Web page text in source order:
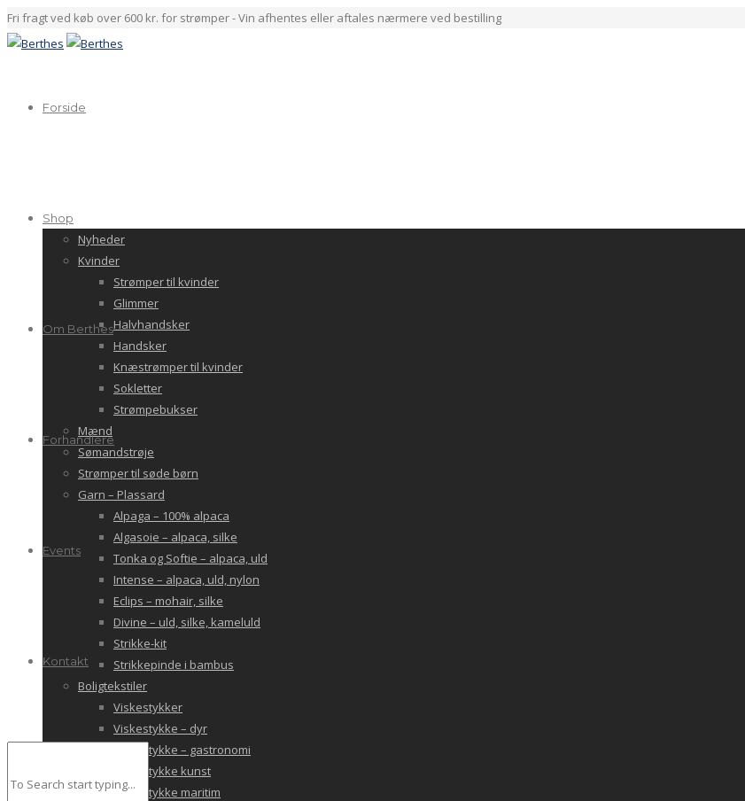
Fri fragt ved køb over 600 kr. for strømper - Vin afhentes eller aftales nærmere ved bestilling
Forside
Shop
Nyheder
Kvinder
Strømper til kvinder
Glimmer
Halvhandsker
Handsker
Knæstrømper til kvinder
Sokletter
Strømpebukser
Mænd
Sømandstrøje
Strømper til søde børn
Garn – Plassard
Alpaga – 100% alpaca
Algasoie – alpaca, silke
Tonka og Softie – alpaca, uld
Intense – alpaca, uld, nylon
Eclips – mohair, silke
Divine – uld, silke, kameluld
Strikke-kit
Strikkepinde i bambus
Boligtekstiler
Viskestykker
Viskestykke – dyr
Viskestykke – gastronomi
Viskestykke kunst
Viskestykke maritim
Om Berthes
Forhandlere
Events
Kontakt